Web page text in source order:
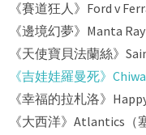
《賽道狂人》Ford v
《邊境幻夢》Manta Ray
《天使寶貝法蘭絲》
《吉娃娃羅曼死》
《幸福的拉札洛》
《大西洋》Atlantics（